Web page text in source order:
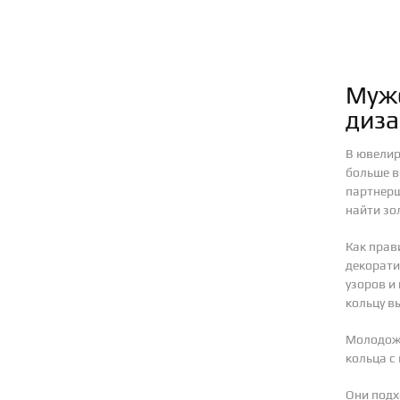
В
больше
найти
Как
узоров
кольцу
кольца
Они